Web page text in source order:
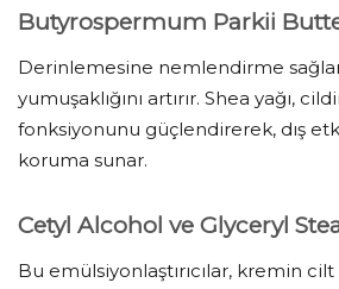
Butyrospermum Parkii
Derinlemesine nemlendirme
yumuşaklığını artırır. Shea yağı,
fonksiyonunu güçlendirerek, dış
koruma sunar.
Cetyl Alcohol ve Glyceryl
Bu emülsiyonlaştırıcılar, kremin